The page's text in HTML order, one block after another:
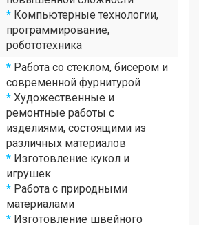
* Компьютерные технологии,
программирование,
робототехника
* Работа со стеклом, бисером и
современной фурнитурой
* Художественные и
ремонтные работы с
изделиями, состоящими из
различных материалов
* Изготовление кукол и
игрушек
* Работа с природными
материалами
* Изготовление швейного